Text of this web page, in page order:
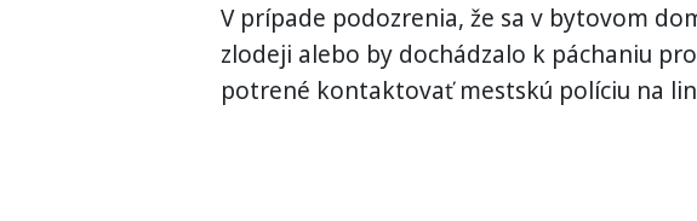
V prípade podozrenia, že sa v bytovom
zlodeji alebo by dochádzalo k páchaniu
potrené kontaktovať mestskú políciu na